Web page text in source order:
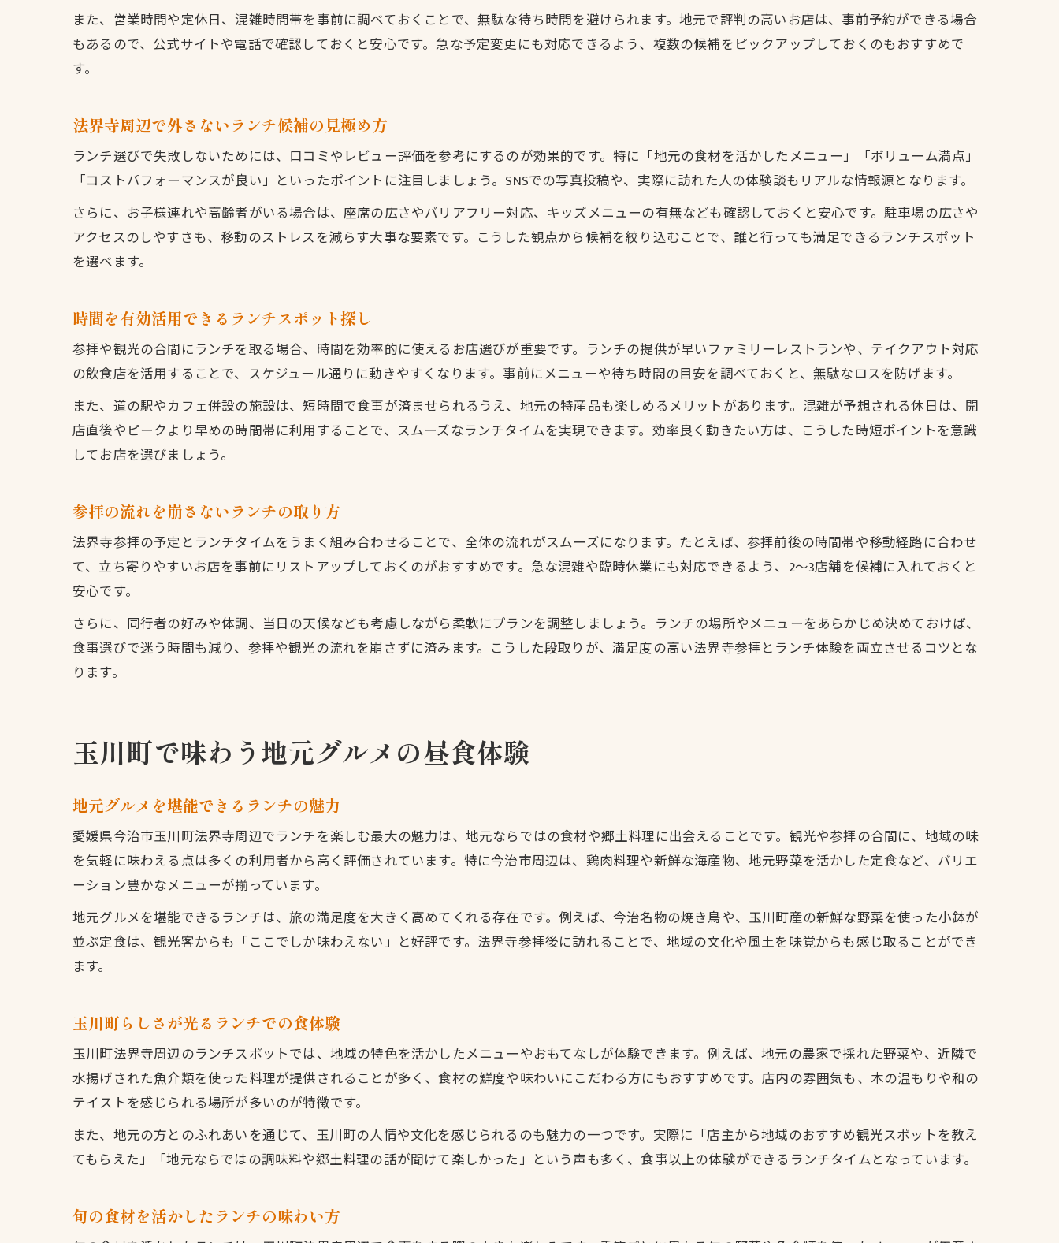
ドライブ途中で楽しむランチのポイント
時間帯やアクセスで選ぶランチのヒント
ランチの時間帯別おすすめの選び方
混雑を避けやすいランチ時間の選定
法界寺周辺で味わうご当地ランチの魅力
旬の地元食材が光るランチスポット
新鮮な食材を使ったランチのおすすめ
また、営業時間や定休日、混雑時間帯を事前に調べておくことで、無駄な待ち時間を避けられます。地元で評判の高いお店は、事前予約ができる場合
もあるので、公式サイトや電話で確認しておくと安心です。急な予定変更にも対応できるよう、複数の候補をピックアップしておくのもおすすめで
す。
法界寺周辺で外さないランチ候補の見極め方
ランチ選びで失敗しないためには、口コミやレビュー評価を参考にするのが効果的です。特に「地元の食材を活かしたメニュー」「ボリューム満点」
「コストパフォーマンスが良い」といったポイントに注目しましょう。SNSでの写真投稿や、実際に訪れた人の体験談もリアルな情報源となります。
さらに、お子様連れや高齢者がいる場合は、座席の広さやバリアフリー対応、キッズメニューの有無なども確認しておくと安心です。駐車場の広さや
アクセスのしやすさも、移動のストレスを減らす大事な要素です。こうした観点から候補を絞り込むことで、誰と行っても満足できるランチスポット
を選べます。
時間を有効活用できるランチスポット探し
参拝や観光の合間にランチを取る場合、時間を効率的に使えるお店選びが重要です。ランチの提供が早いファミリーレストランや、テイクアウト対応
の飲食店を活用することで、スケジュール通りに動きやすくなります。事前にメニューや待ち時間の目安を調べておくと、無駄なロスを防げます。
また、道の駅やカフェ併設の施設は、短時間で食事が済ませられるうえ、地元の特産品も楽しめるメリットがあります。混雑が予想される休日は、開
店直後やピークより早めの時間帯に利用することで、スムーズなランチタイムを実現できます。効率良く動きたい方は、こうした時短ポイントを意識
してお店を選びましょう。
参拝の流れを崩さないランチの取り方
法界寺参拝の予定とランチタイムをうまく組み合わせることで、全体の流れがスムーズになります。たとえば、参拝前後の時間帯や移動経路に合わせ
て、立ち寄りやすいお店を事前にリストアップしておくのがおすすめです。急な混雑や臨時休業にも対応できるよう、2〜3店舗を候補に入れておくと
安心です。
さらに、同行者の好みや体調、当日の天候なども考慮しながら柔軟にプランを調整しましょう。ランチの場所やメニューをあらかじめ決めておけば、
食事選びで迷う時間も減り、参拝や観光の流れを崩さずに済みます。こうした段取りが、満足度の高い法界寺参拝とランチ体験を両立させるコツとな
ります。
玉川町で味わう地元グルメの昼食体験
地元グルメを堪能できるランチの魅力
愛媛県今治市玉川町法界寺周辺でランチを楽しむ最大の魅力は、地元ならではの食材や郷土料理に出会えることです。観光や参拝の合間に、地域の味
を気軽に味わえる点は多くの利用者から高く評価されています。特に今治市周辺は、鶏肉料理や新鮮な海産物、地元野菜を活かした定食など、バリエ
ーション豊かなメニューが揃っています。
地元グルメを堪能できるランチは、旅の満足度を大きく高めてくれる存在です。例えば、今治名物の焼き鳥や、玉川町産の新鮮な野菜を使った小鉢が
並ぶ定食は、観光客からも「ここでしか味わえない」と好評です。法界寺参拝後に訪れることで、地域の文化や風土を味覚からも感じ取ることができ
ます。
玉川町らしさが光るランチでの食体験
玉川町法界寺周辺のランチスポットでは、地域の特色を活かしたメニューやおもてなしが体験できます。例えば、地元の農家で採れた野菜や、近隣で
水揚げされた魚介類を使った料理が提供されることが多く、食材の鮮度や味わいにこだわる方にもおすすめです。店内の雰囲気も、木の温もりや和の
テイストを感じられる場所が多いのが特徴です。
また、地元の方とのふれあいを通じて、玉川町の人情や文化を感じられるのも魅力の一つです。実際に「店主から地域のおすすめ観光スポットを教え
てもらえた」「地元ならではの調味料や郷土料理の話が聞けて楽しかった」という声も多く、食事以上の体験ができるランチタイムとなっています。
旬の食材を活かしたランチの味わい方
お問い合わせはこちら
お問い合わせはこちら